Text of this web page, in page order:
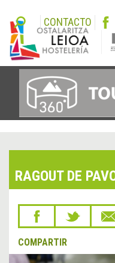
CONTACTO
RAGOUT DE
COMPARTIR